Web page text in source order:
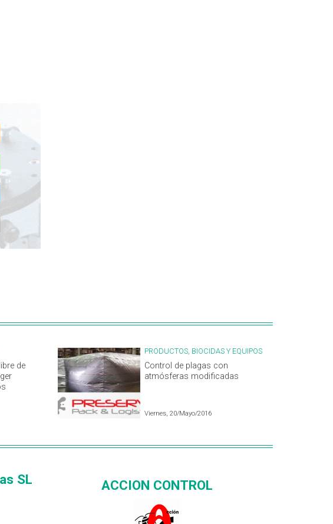
de
PRODUCTOS, BIOCIDAS Y EQUIPOS
Control de plagas con
atmósferas modificadas
Viernes, 20/Mayo/2016
SL ACCION CONTROL